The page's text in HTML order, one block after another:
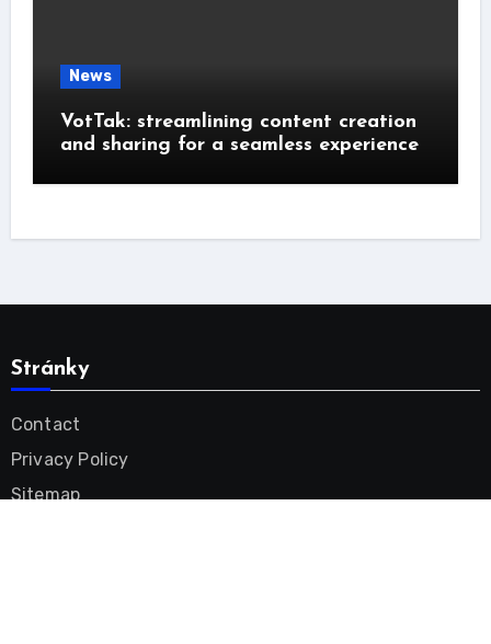
News
VotTak: streamlining content creation
and sharing for a seamless experience
Stránky
Contact
Privacy Policy
Sitemap